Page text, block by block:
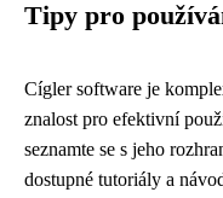
Tipy pro
Cígler software je
znalost pro efektivní
seznamte se s jeho
dostupné tutoriály a